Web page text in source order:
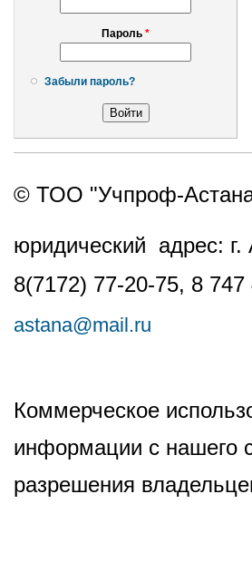
Пароль *
Забыли пароль?
© ТОО "Учпроф-
юридический адрес:
8(7172) 77-20-75, 8 747
astana@mail.ru
Коммерческое
информации с нашего
разрешения